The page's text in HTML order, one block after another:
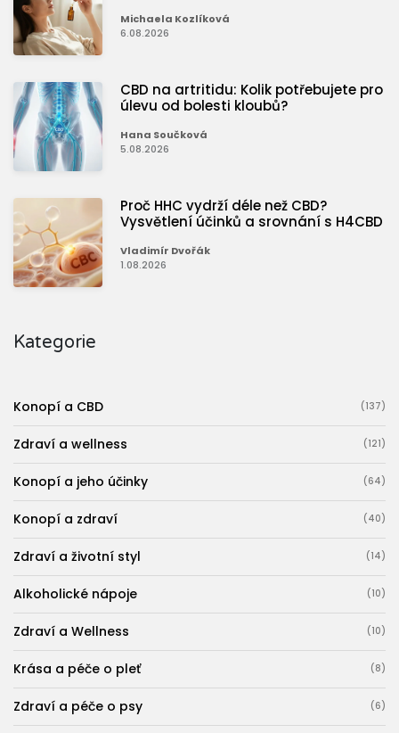
Michaela Kozlíková
6.08.2026
CBD na artritidu: Kolik potřebujete pro
úlevu od bolesti kloubů?
Hana Součková
5.08.2026
Proč HHC vydrží déle než CBD?
Vysvětlení účinků a srovnání s H4CBD
Vladimír Dvořák
1.08.2026
Kategorie
Konopí a CBD (137)
Zdraví a wellness (121)
Konopí a jeho účinky (64)
Konopí a zdraví (40)
Zdraví a životní styl (14)
Alkoholické nápoje (10)
Zdraví a Wellness (10)
Krása a péče o pleť (8)
Zdraví a péče o psy (6)